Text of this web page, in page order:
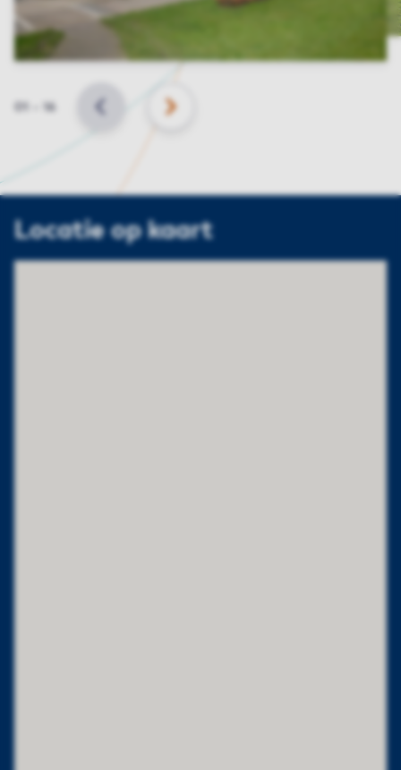
Slide
VORIGE VOLGENDE
Locatie op kaart